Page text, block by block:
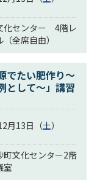
化センター 4階レ
全席自由）
でたい肥作り～
として～」講習
月13日（土）
町文化センター2階
室